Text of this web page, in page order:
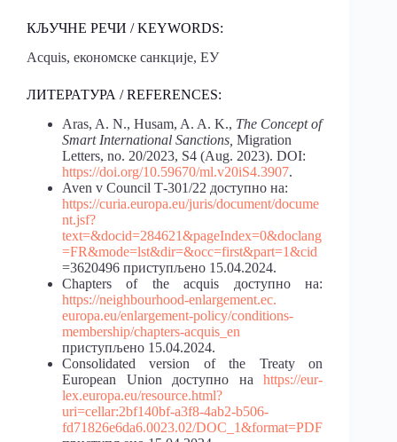
КЉУЧНЕ РЕЧИ / KEYWORDS:
Acquis, економске санкције, ЕУ
ЛИТЕРАТУРА / REFERENCES:
Aras, A. N., Husam, A. A. K., The Concept of
Smart International Sanctions, Migration
Letters, no. 20/2023, S4 (Aug. 2023). DOI:
https://doi.org/10.59670/ml.v20iS4.3907.
Aven v Council Т-301/22 доступно на:
https://curia.europa.eu/juris/document/docume
nt.jsf?
text=&docid=284621&pageIndex=0&doclang
=FR&mode=lst&dir=&occ=first&part=1&cid
=3620496 приступљено 15.04.2024.
Chapters of the acquis доступно на:
https://neighbourhood-enlargement.ec.
europa.eu/enlargement-policy/conditions-
membership/chapters-acquis_en
приступљено 15.04.2024.
Consolidated version of the Treaty on
European Union доступно наhttps://eur-
lex.europa.eu/resource.html?
uri=cellar:2bf140bf-a3f8-4ab2-b506-
fd71826e6da6.0023.02/DOC_1&format=PDF